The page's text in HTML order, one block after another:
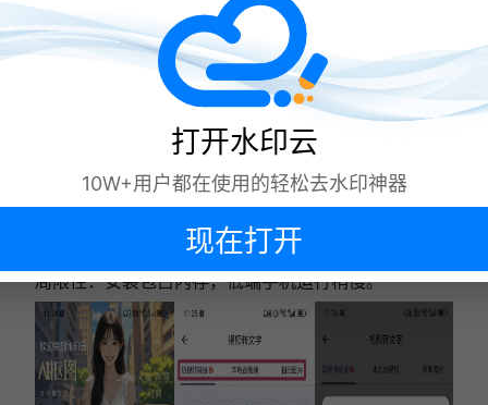
打开 APP，进入视频转文字，支持批量上传文
智能降噪处理，适配口音、嘈杂环境；
转写后可同步去水印、转换格式，一站式处理视
适用场景：高频转写用户、自媒体团队、跨设备办公，
单文件最大支持 500MB。
局限性：安装包占内存，低端手机运行稍慢。
打开水印云
10W+用户都在使用的轻松去水印神器
现在打开
下次再说